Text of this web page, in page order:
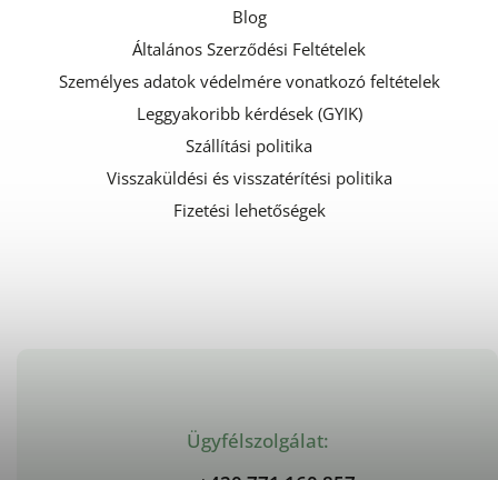
Ügyfélszolgálat:
Blog
Általános Szerződési Feltételek
Személyes adatok védelmére vonatkozó feltételek
Leggyakoribb kérdések (GYIK)
Szállítási politika
Visszaküldési és visszatérítési politika
Fizetési lehetőségek